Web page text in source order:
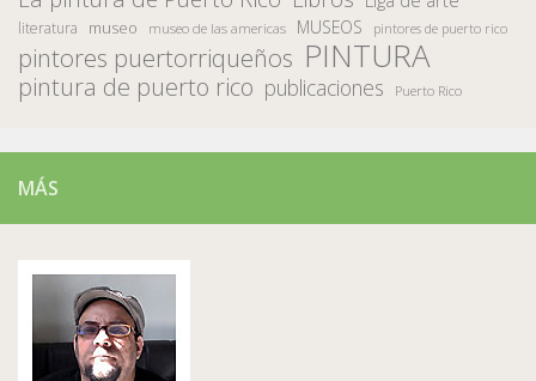
literatura museo museo de las americas MUSEOS pintores de puerto rico
pintores puertorriqueños PINTURA
pintura de puerto rico publicaciones Puerto Rico
MÁS